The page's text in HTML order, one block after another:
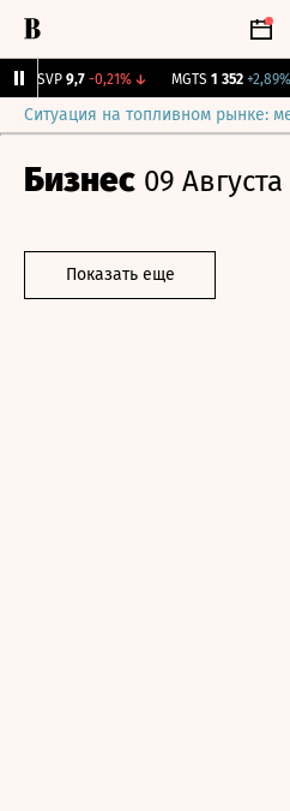
BISVP 9,7 -0,21% ↓ MGTS 1 352 +2,89%↑
Ситуация на топливном рынке:
Бизнес 09 Августа
Показать еще